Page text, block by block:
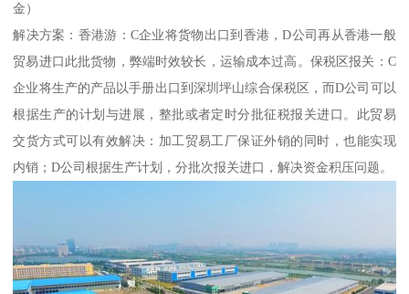
金）
解决方案：香港游：C企业将货物出口到香港，D公司再从香港一般
贸易进口此批货物，弊端时效较长，运输成本过高。保税区报关：C
企业将生产的产品以手册出口到深圳坪山综合保税区，而D公司可以
根据生产的计划与进展，整批或者定时分批征税报关进口。此贸易
交货方式可以有效解决：加工贸易工厂保证外销的同时，也能实现
内销；D公司根据生产计划，分批次报关进口，解决资金积压问题。